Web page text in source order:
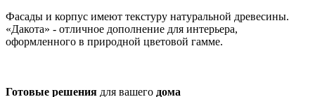
Фасады и корпус имеют текстуру натуральной древесины.
«Дакота» - отличное дополнение для интерьера,
оформленного в природной цветовой гамме.
Готовые решения для вашего дома